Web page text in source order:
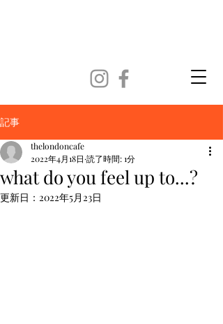
記事
what do you feel up to...?
thelondoncafe
2022年4月18日 読了時間: 1分
更新日： 2022年5月23日